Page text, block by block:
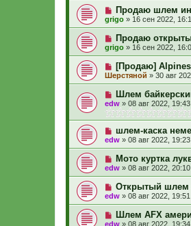
Продаю шлем
grigo » 16 сен 2022,
Продаю
grigo » 16 сен 2022,
[Продаю]
Шерстяной » 30 авг
Шлем
edw » 08 авг 2022, 19:43
шлем-каска
edw » 08 авг 2022, 19:23
Мото куртка
edw » 08 авг 2022, 20:10
Открытый шлем
edw » 08 авг 2022, 19:51
Шлем AFX
edw » 08 авг 2022, 19:34